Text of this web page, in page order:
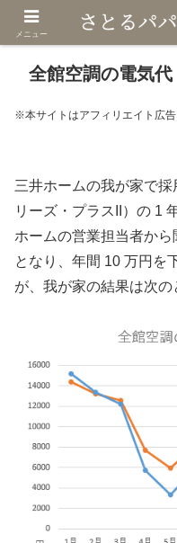
全館空調の電気代
※本サイトはアフィリエイト広
三井ホームの我が家で
リーズ・プラスII）の 1
ホームの営業担当者か
となり、年間 10 万円を
が、我が家の結果は次の
メニュー